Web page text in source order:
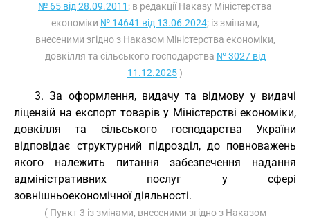
№ 65 від 28.09.2011 ; в редакції Наказу Міністерства
економіки № 14641 від 13.06.2024; із змінами,
внесеними згідно з Наказом Міністерства економіки,
довкілля та сільського господарства № 3027 від
11.12.2025)
3. За оформлення, видачу та відмову у видачі
ліцензій на експорт товарів у Міністерстві економіки,
довкілля та сільського господарства України
відповідає структурний підрозділ, до повноважень
якого належить питання забезпечення надання
адміністративних послуг у сфері
зовнішньоекономічної діяльності.
( Пункт 3 із змінами, внесеними згідно з Наказом